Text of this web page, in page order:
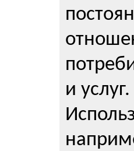
и услуг.